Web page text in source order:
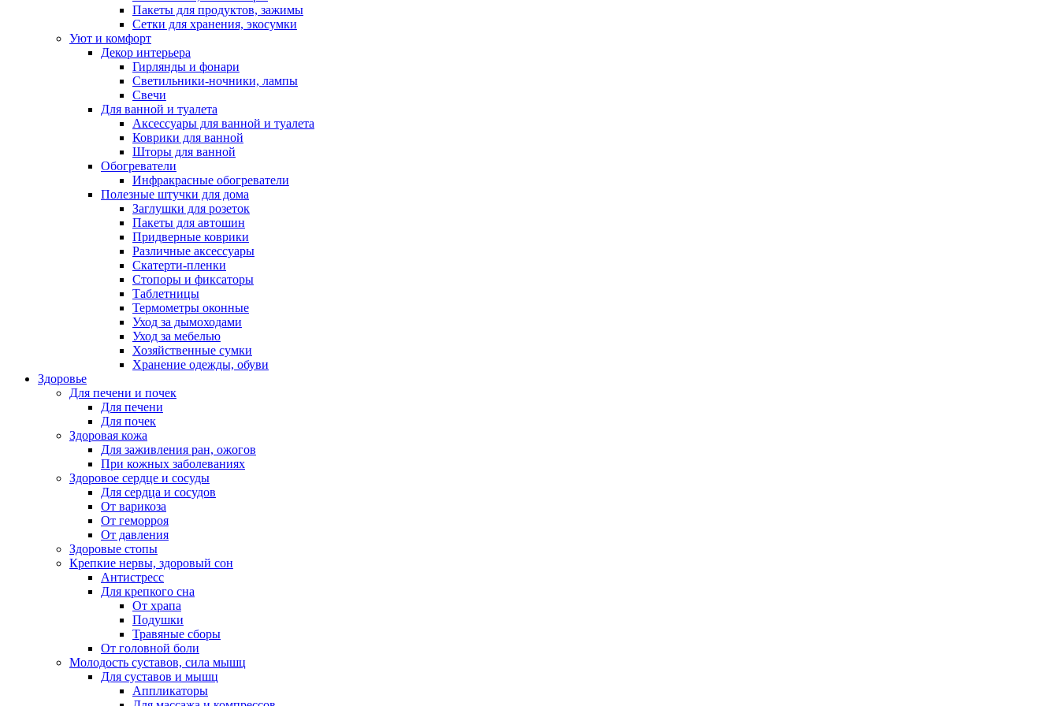
Пакеты для продуктов, зажимы
Сетки для хранения, экосумки
Уют и комфорт
Декор интерьера
Гирлянды и фонари
Светильники-ночники, лампы
Свечи
Для ванной и туалета
Аксессуары для ванной и туалета
Коврики для ванной
Шторы для ванной
Обогреватели
Инфракрасные обогреватели
Полезные штучки для дома
Заглушки для розеток
Пакеты для автошин
Придверные коврики
Различные аксессуары
Скатерти-пленки
Стопоры и фиксаторы
Таблетницы
Термометры оконные
Уход за дымоходами
Уход за мебелью
Хозяйственные сумки
Хранение одежды, обуви
Здоровье
Для печени и почек
Для печени
Для почек
Здоровая кожа
Для заживления ран, ожогов
При кожных заболеваниях
Здоровое сердце и сосуды
Для сердца и сосудов
От варикоза
От геморроя
От давления
Здоровые стопы
Крепкие нервы, здоровый сон
Антистресс
Для крепкого сна
От храпа
Подушки
Травяные сборы
От головной боли
Молодость суставов, сила мышц
Для суставов и мышц
Аппликаторы